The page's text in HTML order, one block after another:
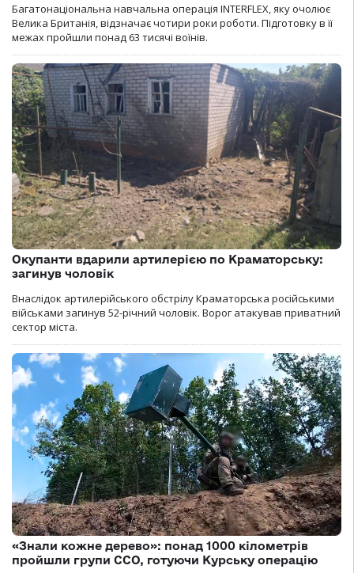
Багатонаціональна навчальна операція INTERFLEX, яку очолює
Велика Британія, відзначає чотири роки роботи. Підготовку в її
межах пройшли понад 63 тисячі воїнів.
Окупанти вдарили артилерією по Краматорську:
загинув чоловік
Внаслідок артилерійського обстрілу Краматорська російськими
військами загинув 52-річний чоловік. Ворог атакував приватний
сектор міста.
«Знали кожне дерево»: понад 1000 кілометрів
пройшли групи ССО, готуючи Курську операцію